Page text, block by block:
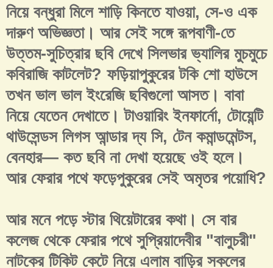
নিয়ে বন্ধুরা মিলে শাড়ি কিনতে যাওয়া, সে-ও এক
দারুণ অভিজ্ঞতা। আর সেই সঙ্গে রূপবাণী-তে
উত্তম-সুচিত্রার ছবি দেখে সিলভার ভ্যালির মুচমুচে
কবিরাজি কাটলেট? ফড়িয়াপুকুরের টকি শো হাউসে
তখন ভাল ভাল ইংরেজি ছবিগুলো আসত। বাবা
নিয়ে যেতেন দেখাতে। টাওয়ারিং ইনফার্নো, টোয়েন্টি
থাউসেন্ডস লিগস আন্ডার দ্য সি, টেন কমান্ডমেন্টস,
বেনহার— কত ছবি না দেখা হয়েছে ওই হলে।
আর ফেরার পথে ফড়েপুকুরের সেই অমৃতর পয়োধি?
আর মনে পড়ে স্টার থিয়েটারের কথা। সে বার
কলেজ থেকে ফেরার পথে সুপ্রিয়াদেবীর "বালুচরী"
নাটকের টিকিট কেটে নিয়ে এলাম বাড়ির সকলের